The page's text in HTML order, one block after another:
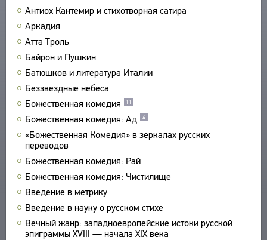
Антиох Кантемир и стихотворная сатира
Аркадия
Атта Троль
Байрон и Пушкин
Батюшков и литература Италии
Беззвездные небеса
Божественная комедия
11
Божественная комедия: Ад 4
«Божественная Комедия» в зеркалах русских
переводов
Божественная комедия: Рай
Божественная комедия: Чистилище
Введение в метрику
Введение в науку о русском стихе
Вечный жанр: западноевропейские истоки русской
эпиграммы XVIII — начала XIX века
ПРОИЗВЕДЕНИЯ
ИЗДАНИЯ
ЭНЦИКЛОПЕДИЯ
СЛОВНИК
ВСЕ БИОСПРАВКИ
ПОЭТЫ
ПЕРЕВОДЧИКИ
ИССЛЕДОВАТЕЛИ
ТЕЗАУРУС
СТРУКТУРА
УКАЗАТЕЛЬ ТЕРМИНОВ
ПОИСК
О ПРОЕКТЕ
КРАТКО О ПРОЕКТЕ
ЦЕЛИ ПРОЕКТА
ПОДСИСТЕМЫ
КОРПУС
БИБЛИОТЕКА
ЭНЦИКЛОПЕДИЯ
ОБРАТНАЯ СВЯЗЬ
ПОЛЬЗОВАТЕЛЬСКОЕ СОГЛАШЕНИЕ
ЗАКЛАДКИ